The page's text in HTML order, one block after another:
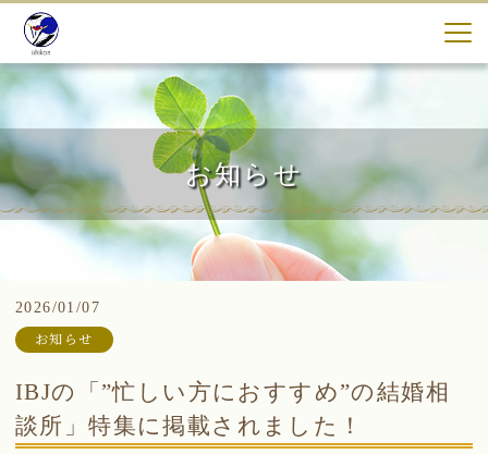
お知らせ
2026/01/07
お知らせ
IBJの「”忙しい方におすすめ”の結婚相
談所」特集に掲載されました！